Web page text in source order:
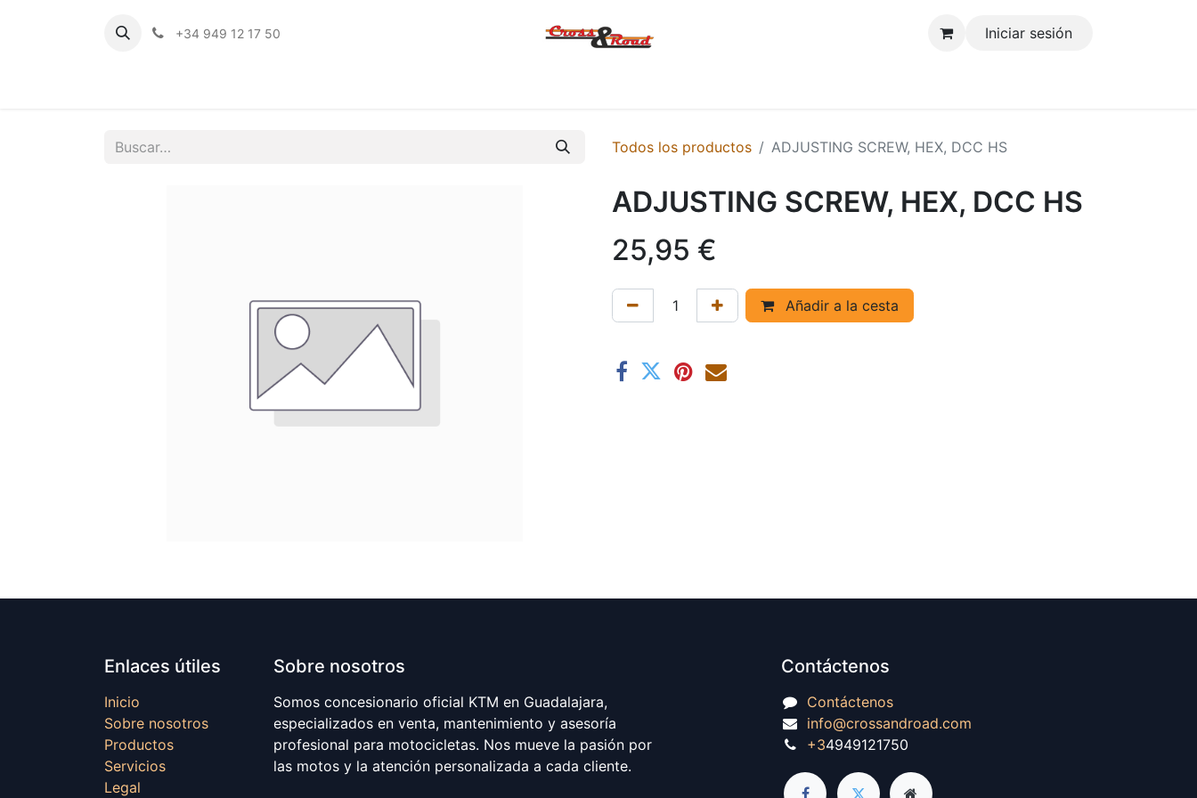
+34 949 12 17 50 Iniciar sesión
Todos los productos ADJUSTING SCREW, HEX, DCC HS
ADJUSTING SCREW, HEX, DCC HS
25,95 €
Añadir a la cesta
Enlaces útiles
Inicio
Sobre nosotros
Productos
Servicios
Legal
Sobre nosotros
Somos concesionario oficial KTM en Guadalajara,
especializados en venta, mantenimiento y asesoría
profesional para motocicletas. Nos mueve la pasión por
las motos y la atención personalizada a cada cliente.
Contáctenos
Contáctenos
info@crossandroad.com
+34949121750